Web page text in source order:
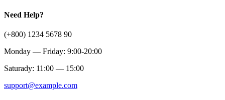
Need Help?
(+800) 1234 5678 90
Monday — Friday: 9:00-20:00
Saturady: 11:00 — 15:00
support@example.com